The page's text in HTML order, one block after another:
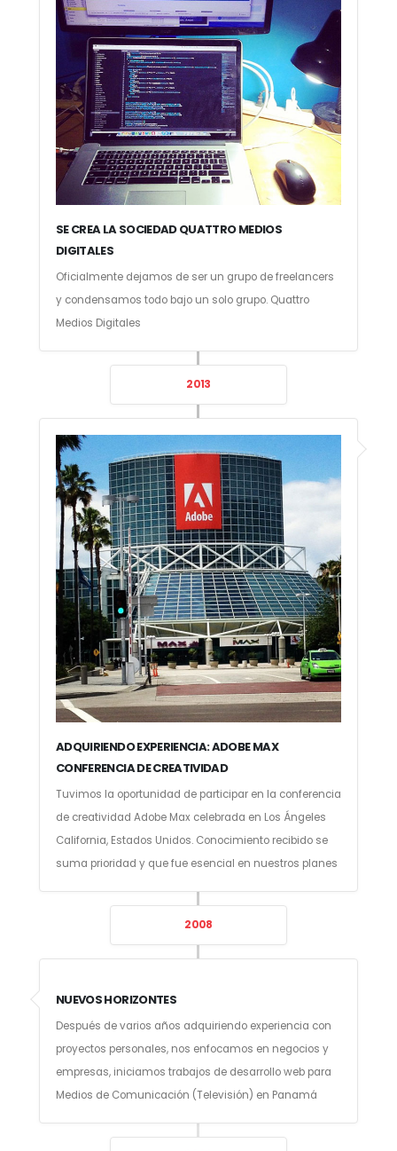
SE CREA LA SOCIEDAD QUATTRO MEDIOS
DIGITALES
Oficialmente dejamos de ser un grupo de freelancers
y condensamos todo bajo un solo grupo. Quattro
Medios Digitales
2013
ADQUIRIENDO EXPERIENCIA: ADOBE MAX
CONFERENCIA DE CREATIVIDAD
Tuvimos la oportunidad de participar en la conferencia
de creatividad Adobe Max celebrada en Los Ángeles
California, Estados Unidos. Conocimiento recibido se
suma prioridad y que fue esencial en nuestros planes
2008
NUEVOS HORIZONTES
Después de varios años adquiriendo experiencia con
proyectos personales, nos enfocamos en negocios y
empresas, iniciamos trabajos de desarrollo web para
Medios de Comunicación (Televisión) en Panamá